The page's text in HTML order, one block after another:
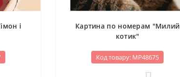
і
Картина по номерам "Милий
котик"
Код товару: МР48675